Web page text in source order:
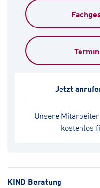
Unsere
kostenlos
Jetzt
KIND Beratung